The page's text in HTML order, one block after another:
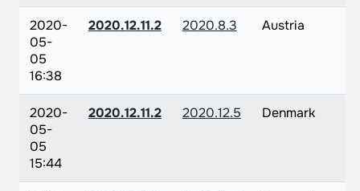
2020-
05-
05
16:38
2020.12.11.2 2020.8.3 Austria
2020-
05-
05
15:44
2020.12.11.2 2020.12.5 Denmark